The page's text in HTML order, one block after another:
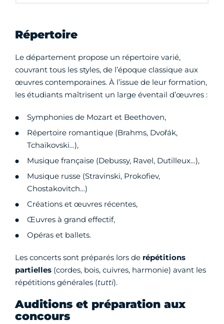
Répertoire
Le département propose un répertoire varié,
couvrant tous les styles, de l’époque classique aux
œuvres contemporaines. À l’issue de leur formation,
les étudiants maîtrisent un large éventail d’œuvres :
Symphonies de Mozart et Beethoven,
Répertoire romantique (Brahms, Dvořák,
Tchaïkovski…),
Musique française (Debussy, Ravel, Dutilleux…),
Musique russe (Stravinski, Prokofiev,
Chostakovitch…)
Créations et œuvres récentes,
Œuvres à grand effectif,
Opéras et ballets.
Les concerts sont préparés lors de répétitions
partielles (cordes, bois, cuivres, harmonie) avant les
répétitions générales (tutti).
Auditions et préparation aux
concours